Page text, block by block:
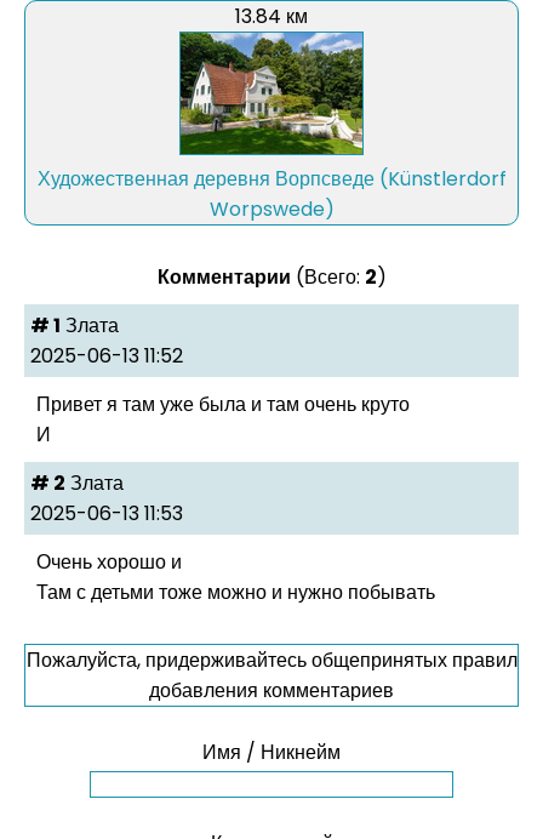
13.84 км
Художественная деревня Ворпсведе (Künstlerdorf
Worpswede)
Комментарии (Всего: 2)
# 1 Злата
2025-06-13 11:52
Привет я там уже была и там очень круто
И
# 2 Злата
2025-06-13 11:53
Очень хорошо и
Там с детьми тоже можно и нужно побывать
Пожалуйста, придерживайтесь общепринятых правил
добавления комментариев
Имя / Никнейм